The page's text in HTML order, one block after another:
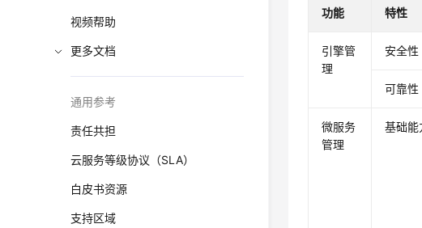
视频帮助
更多文档
通用参考
责任共担
云服务等级协议（SLA）
白皮书资源
支持区域
功能 特性
引擎管
理
安全性
可靠性
微服务
管理
基础能